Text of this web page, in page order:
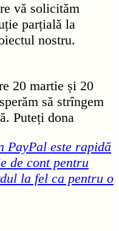
vă solicităm
parțială la
nostru.
20 martie și 20
să strîngem
Puteți dona
PayPal este rapidă
de cont pentru
la fel ca pentru o